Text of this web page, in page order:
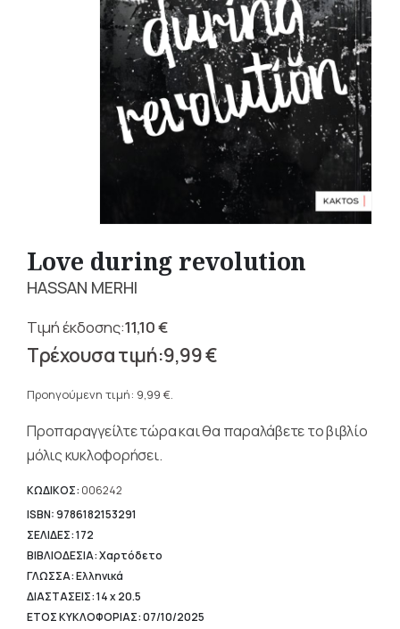
Love during revolution
HASSAN MERHI
11,10€
Original
price
11,10 €.
9,99€
τρέχουσα
είναι:
9,99 €.
Προηγούμενη τιμή: 9,99 €.
Προπαραγγείλτε τώρα και θα παραλάβετε το βιβλίο
μόλις κυκλοφορήσει.
ΚΩΔΙΚΟΣ: 006242
ISBN: 9786182153291
ΣΕΛΙΔΕΣ: 172
ΒΙΒΛΙΟΔΕΣΙΑ: Χαρτόδετο
ΓΛΩΣΣΑ: Ελληνικά
ΔΙΑΣΤΑΣΕΙΣ: 14 x 20.5
ΕΤΟΣ ΚΥΚΛΟΦΟΡΙΑΣ: 07/10/2025